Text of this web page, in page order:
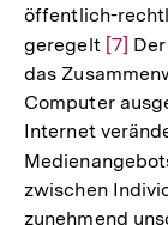
öffentlich-
geregelt Zur
der
[7]
das
Computer
Internet
zwischen
zunehmend